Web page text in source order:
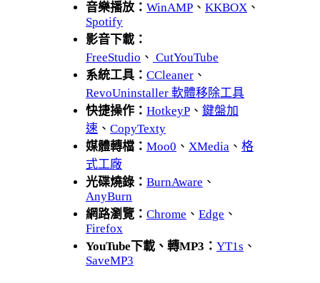
音樂播放： WinAMP 、 KKBOX 、
Spotify
影音下載：
FreeStudio 、 CutYouTube
系統工具： CCleaner 、
RevoUninstaller 軟體移除工具
快捷操作： HotkeyP 、 鍵盤加
速 、 CopyTexty
媒體轉檔： Moo0 、 XMedia 、 格
式工廠
光碟燒錄： BurnAware 、
AnyBurn
網路瀏覽： Chrome 、 Edge 、
Firefox
YouTube下載、轉MP3： YT1s 、
SaveMP3